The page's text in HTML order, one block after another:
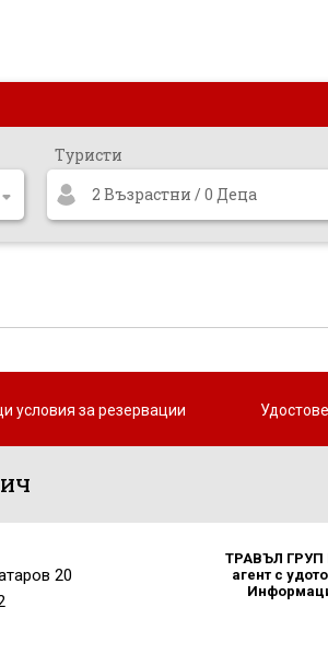
Туристи
2 Възрастни / 0 Деца
условия за резервации
20
ТРАВЪЛ ГРУП
агент с